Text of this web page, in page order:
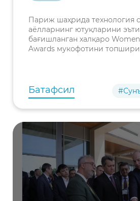
бошланди
Париж шаҳрида технология
аёлларнинг ютуқларини
бағишланган халқаро
Awards мукофотини
Батафсил